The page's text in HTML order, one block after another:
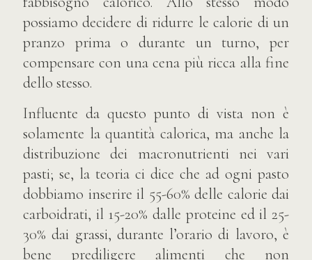
possiamo decidere di ridurre le calorie di un
pranzo prima o durante un turno, per
compensare con una cena più ricca alla fine
dello stesso.
Influente da questo punto di vista non è
solamente la quantità calorica, ma anche la
distribuzione dei macronutrienti nei vari
pasti; se, la teoria ci dice che ad ogni pasto
dobbiamo inserire il 55-60% delle calorie dai
carboidrati, il 15-20% dalle proteine ed il 25-
30% dai grassi, durante l’orario di lavoro, è
bene prediligere alimenti che non